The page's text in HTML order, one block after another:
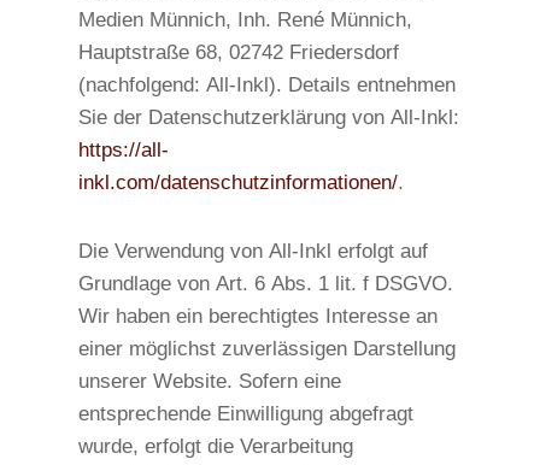
Medien Münnich, Inh. René Münnich,
Hauptstraße 68, 02742 Friedersdorf
(nachfolgend: All-Inkl). Details entnehmen
Sie der Datenschutzerklärung von All-Inkl:
https://all-
inkl.com/datenschutzinformationen/.
Die Verwendung von All-Inkl erfolgt auf
Grundlage von Art. 6 Abs. 1 lit. f DSGVO.
Wir haben ein berechtigtes Interesse an
einer möglichst zuverlässigen Darstellung
unserer Website. Sofern eine
entsprechende Einwilligung abgefragt
wurde, erfolgt die Verarbeitung